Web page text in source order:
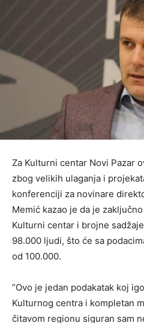
Za Kulturni centar Novi Pazar
zbog velikih ulaganja i
konferenciji za novinare
Memić kazao je da je
Kulturni centar i brojne
98.000 ljudi, što će sa
od 100.000.
”Ovo je jedan podakatak koj
Kulturnog centra i kompletan
čitavom regionu siguran sam